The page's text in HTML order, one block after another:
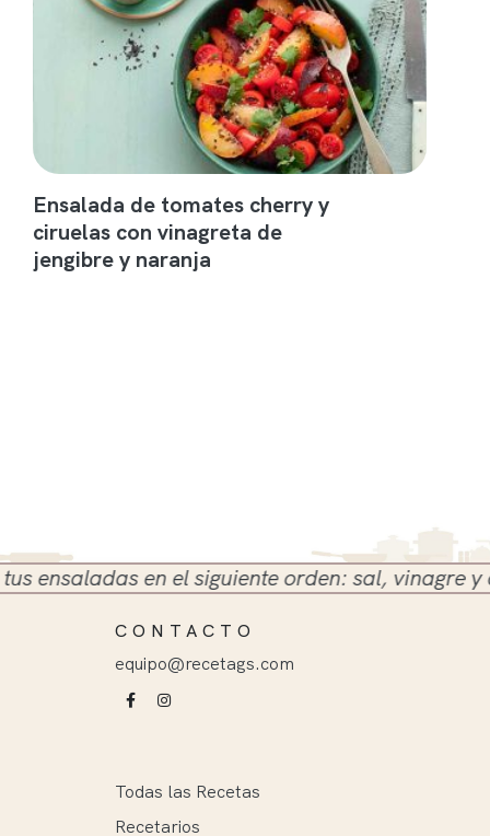
Ensalada de tomates cherry y
ciruelas con vinagreta de
jengibre y naranja
en el siguiente orden: sal, vinagre y
CONTACTO
equipo@recetags.com
Todas las Recetas
Recetarios